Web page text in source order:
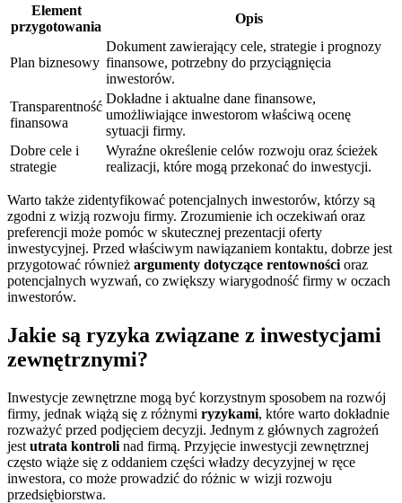
Element
przygotowania
Opis
Plan biznesowy
Dokument zawierający cele, strategie i prognozy
finansowe, potrzebny do przyciągnięcia
inwestorów.
Transparentność
finansowa
Dokładne i aktualne dane finansowe,
umożliwiające inwestorom właściwą ocenę
sytuacji firmy.
Dobre cele i
strategie
Wyraźne określenie celów rozwoju oraz ścieżek
realizacji, które mogą przekonać do inwestycji.
Warto także zidentyfikować potencjalnych inwestorów, którzy są
zgodni z wizją rozwoju firmy. Zrozumienie ich oczekiwań oraz
preferencji może pomóc w skutecznej prezentacji oferty
inwestycyjnej. Przed właściwym nawiązaniem kontaktu, dobrze jest
przygotować również argumenty dotyczące rentowności oraz
potencjalnych wyzwań, co zwiększy wiarygodność firmy w oczach
inwestorów.
Jakie są ryzyka związane z inwestycjami
zewnętrznymi?
Inwestycje zewnętrzne mogą być korzystnym sposobem na rozwój
firmy, jednak wiążą się z różnymi ryzykami, które warto dokładnie
rozważyć przed podjęciem decyzji. Jednym z głównych zagrożeń
jest utrata kontroli nad firmą. Przyjęcie inwestycji zewnętrznej
często wiąże się z oddaniem części władzy decyzyjnej w ręce
inwestora, co może prowadzić do różnic w wizji rozwoju
przedsiębiorstwa.